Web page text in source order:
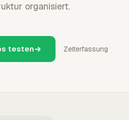
organisiert.
testen Zeiterfassung